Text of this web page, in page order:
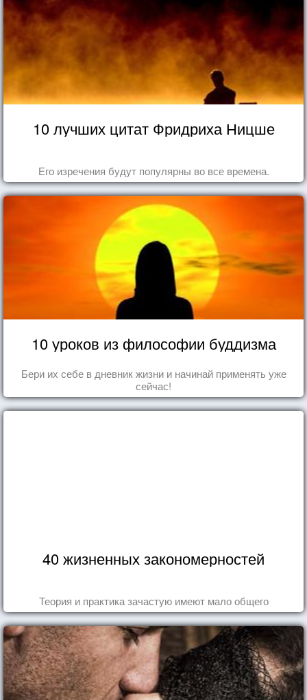
10 лучших цитат Фридриха Ницше
Его изречения будут популярны во все времена.
10 уроков из философии буддизма
Бери их себе в дневник жизни и начинай применять уже
сейчас!
40 жизненных закономерностей
Теория и практика зачастую имеют мало общего